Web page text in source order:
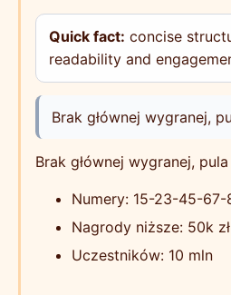
Quick fact: concise
readability and
Brak głównej wygranej,
Brak głównej wygranej, pula
Numery: 15-23-45-67-
Nagrody niższe: 50k zł
Uczestników: 10 mln